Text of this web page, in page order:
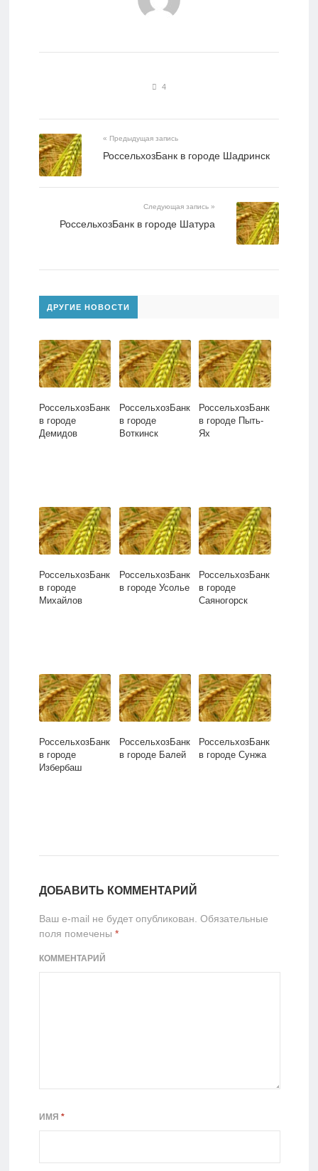
4
« Предыдущая запись
РоссельхозБанк в городе Шадринск
Следующая запись »
РоссельхозБанк в городе Шатура
ДРУГИЕ НОВОСТИ
РоссельхозБанк
в городе
Демидов
РоссельхозБанк
в городе
Воткинск
РоссельхозБанк
в городе Пыть-
Ях
РоссельхозБанк
в городе
Михайлов
РоссельхозБанк
в городе Усолье
РоссельхозБанк
в городе
Саяногорск
РоссельхозБанк
в городе
Избербаш
РоссельхозБанк
в городе Балей
РоссельхозБанк
в городе Сунжа
ДОБАВИТЬ КОММЕНТАРИЙ
Ваш e-mail не будет опубликован. Обязательные
поля помечены *
КОММЕНТАРИЙ
ИМЯ *